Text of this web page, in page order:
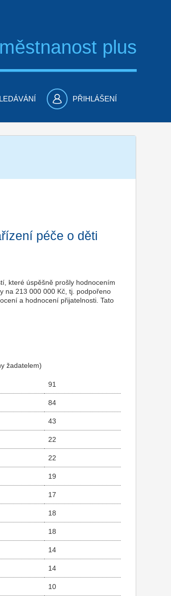
plus
PŘIHLÁŠENÍ
péče o děti
které úspěšně prošly hodnocením
na 213 000 000 Kč, tj. podpořeno
a hodnocení přijatelnosti. Tato
žadatelem)
91
84
43
22
22
19
17
18
18
14
14
10